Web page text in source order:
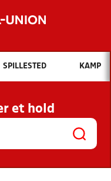
Hvad vil du søge efter?
OG NYHEDER
KLUBBER OG
SPILLESTED KAMP
et hold